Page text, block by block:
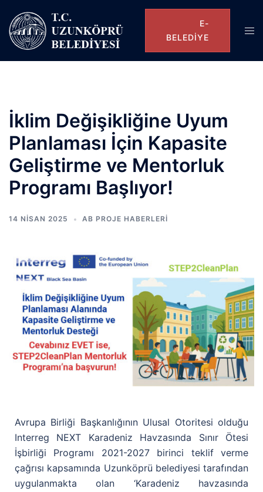
E-
BELEDIYE
İklim Değişikliğine Uyum
Planlaması İçin Kapasite
Geliştirme ve Mentorluk
Programı Başlıyor!
14 NISAN 2025 AB PROJE HABERLERI
Avrupa Birliği Başkanlığının Ulusal Otoritesi olduğu
Interreg NEXT Karadeniz Havzasında Sınır Ötesi
İşbirliği Programı 2021-2027 birinci teklif verme
çağrısı kapsamında Uzunköprü belediyesi tarafından
uygulanmakta olan ‘Karadeniz havzasında